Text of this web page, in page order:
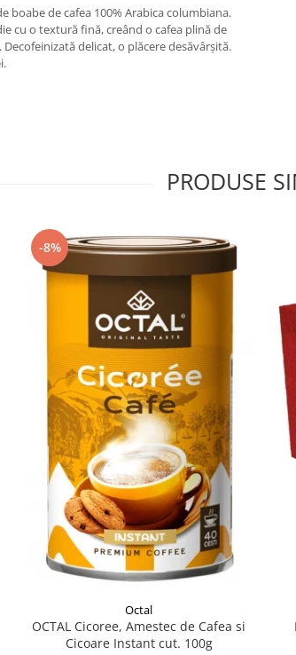
boabe de cafea 100% Arabica columbiana.
cu o textură fină, creând o cafea plină de
delicat, o plăcere desăvârșită.
PRODUSE
-8%
Octal
OCTAL Cicoree, Amestec de Cafea si
Cicoare Instant cut. 100g